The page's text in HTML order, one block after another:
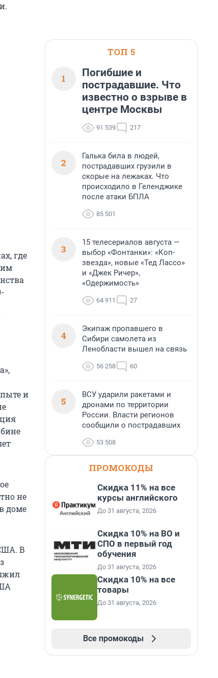
где
им
и
не
доме
В
ТОП 5
1
Погибшие и
пострадавшие. Что
известно о взрыве в
центре Москвы
91 539 217
2
Галька била в людей,
пострадавших грузили в
скорые на лежаках. Что
происходило в Геленджике
после атаки БПЛА
85 501
3
15 телесериалов августа —
выбор «Фонтанки»: «Коп-
звезда», новые «Тед Лассо»
и «Джек Ричер»,
«Одержимость»
64 911 27
4
Экипаж пропавшего в
Сибири самолета из
Ленобласти вышел на связь
56 258 60
5
ВСУ ударили ракетами и
дронами по территории
России. Власти регионов
сообщили о пострадавших
53 508
ПРОМОКОДЫ
Скидка 11% на все
курсы английского
До 31 августа, 2026
Скидка 10% на ВО и
СПО в первый год
обучения
До 31 августа, 2026
Скидка 10% на все
товары
До 31 августа, 2026
Все промокоды